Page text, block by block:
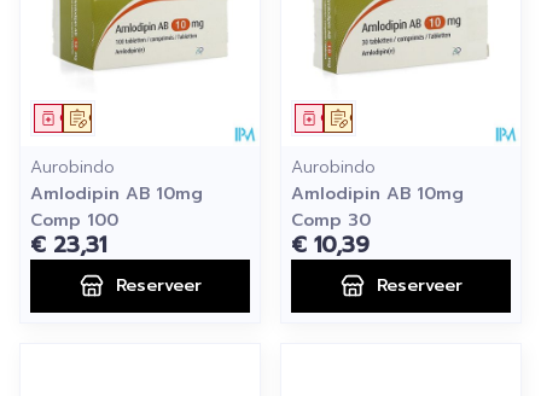
Op voorschrift
Geneesmiddel
Aurobindo
Amlodipin AB 10mg
Comp 100
€ 23,31
Reserveer
Op voorschrift
Geneesmiddel
Aurobindo
Amlodipin AB 10mg
Comp 30
€ 10,39
Reserveer